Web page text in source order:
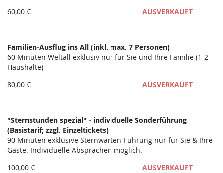
60,00 €
AUSVERKAUFT
Familien-Ausflug ins All (inkl. max. 7 Personen)
60 Minuten Weltall exklusiv nur für Sie und Ihre Familie (1-2
Haushalte)
80,00 €
AUSVERKAUFT
"Sternstunden spezial" - individuelle Sonderführung
(Basistarif; zzgl. Einzeltickets)
90 Minuten exklusive Sternwarten-Führung nur für Sie & Ihre
Gäste. Individuelle Absprachen möglich.
100,00 €
AUSVERKAUFT